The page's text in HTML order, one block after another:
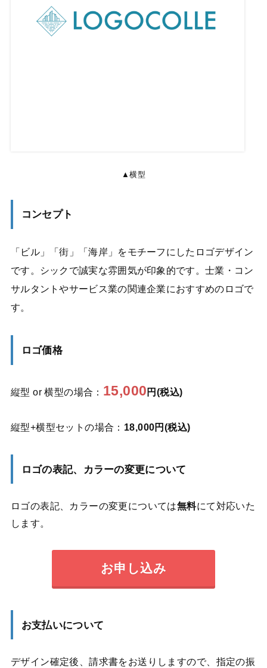
▲横型
コンセプト
「ビル」「街」「海岸」をモチーフにしたロゴデザイン
です。シックで誠実な雰囲気が印象的です。士業・コン
サルタントやサービス業の関連企業におすすめのロゴで
す。
ロゴ価格
縦型 or 横型の場合： 15,000 円(税込)
縦型+横型セットの場合： 18,000円(税込)
ロゴの表記、カラーの変更について
ロゴの表記、カラーの変更については無料にて対応いた
します。
お申し込み
お支払いについて
デザイン確定後、請求書をお送りしますので、指定の振